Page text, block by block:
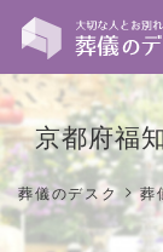
京都府福
葬儀のデスク >葬